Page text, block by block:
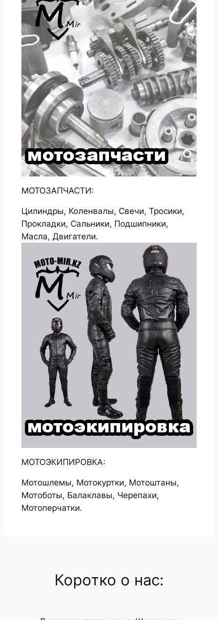
МОТОЗАПЧАСТИ:
Цилиндры, Коленвалы, Свечи, Тросики,
Прокладки, Сальники, Подшипники,
Масла, Двигатели.
МОТОЭКИПИРОВКА:
Мотошлемы, Мотокуртки, Мотоштаны,
Мотоботы, Балаклавы, Черепахи,
Мотоперчатки.
Коротко о нас: